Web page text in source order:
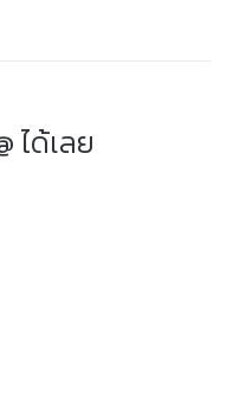
ได้เลย